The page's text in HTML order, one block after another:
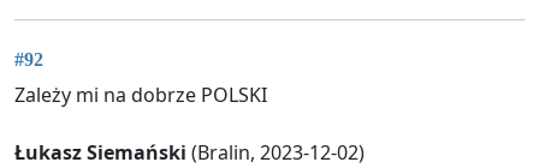
#92
Zależy mi na dobrze POLSKI
Łukasz Siemański (Bralin, 2023-12-02)